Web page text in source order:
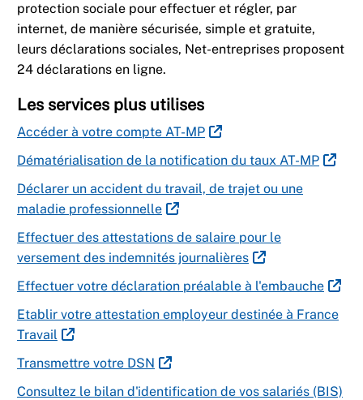
protection sociale pour effectuer et régler, par
internet, de manière sécurisée, simple et gratuite,
leurs déclarations sociales, Net-entreprises proposent
24 déclarations en ligne.
Les services plus utilises
Accéder à votre compte AT-MP
Dématérialisation de la notification du taux AT-MP
Déclarer un accident du travail, de trajet ou une
maladie professionnelle
Effectuer des attestations de salaire pour le
versement des indemnités journalières
Effectuer votre déclaration préalable à l'embauche
Etablir votre attestation employeur destinée à France
Travail
Transmettre votre DSN
Consultez le bilan d'identification de vos salariés (BIS)